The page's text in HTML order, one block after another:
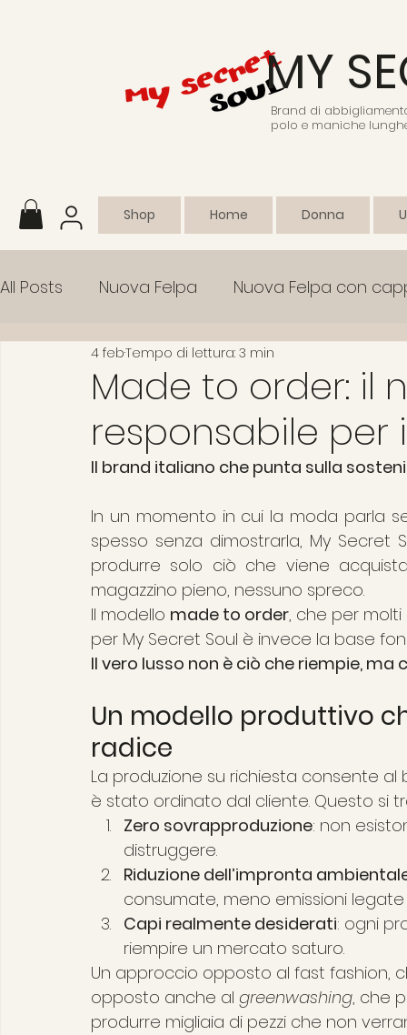
MY
Brand di
polo e maniche
Shop Home Donna
All Posts Nuova Felpa Nuova Felpa con
Abbigliamento sportivo Collezione
Made to order: il
responsabile per
4 febTempo di lettura: 3 min
Il brand italiano che punta sulla
In un momento in cui la moda parla
spesso senza dimostrarla, My
produrre solo ciò che viene
magazzino pieno, nessuno spreco.
Il modello made to order, che per
per My Secret Soul è invece la base
Il vero lusso non è ciò che riempie, ma
Un modello produttivo
radice
La produzione su richiesta consente
è stato ordinato dal cliente. Questo si
Zero sovrapproduzione: non
distruggere.
Riduzione dell’impronta
consumate, meno emissioni
Capi realmente desiderati: ogni
riempire un mercato saturo.
Un approccio opposto al fast fashion,
opposto anche al greenwashing, che
produrre migliaia di pezzi che non